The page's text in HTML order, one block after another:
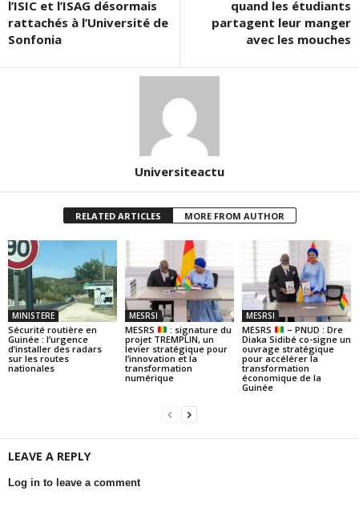
l’ISIC et l’ISAG désormais
rattachés à l’Université de
Sonfonia
quand les étudiants
partagent leur manger
avec les mouches
Universiteactu
RELATED ARTICLES MORE FROM AUTHOR
MINISTERE
Sécurité routière en
Guinée : l’urgence
d’installer des radars
sur les routes
nationales
MESRSI
MESRS
: signature du
projet TREMPLIN, un
levier stratégique pour
l’innovation et la
transformation
numérique
MESRSI
MESRS
– PNUD : Dre
Diaka Sidibé co-signe un
ouvrage stratégique
pour accélérer la
transformation
économique de la
Guinée
LEAVE A REPLY
Log in to leave a comment